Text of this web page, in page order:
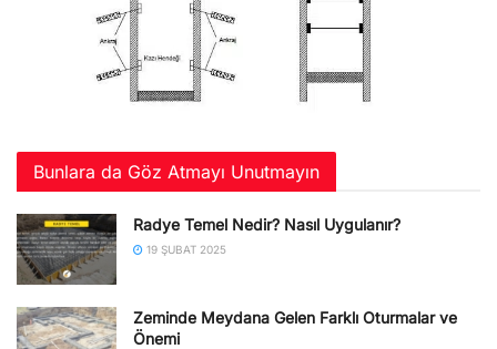
Bunlara da Göz Atmayı Unutmayın
Radye Temel Nedir? Nasıl Uygulanır?
19 ŞUBAT 2025
Zeminde Meydana Gelen Farklı Oturmalar ve
Önemi